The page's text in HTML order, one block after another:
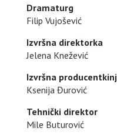
Dramaturg
Filip Vujošević
Izvršna direktorka
Jelena Knežević
Izvršna
Ksenija Đurović
Tehnički direktor
Mile Buturović